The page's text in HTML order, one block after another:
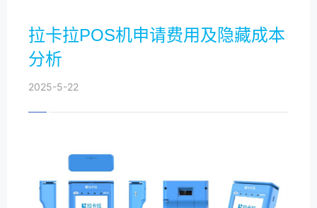
拉卡拉POS机申请费用及隐藏成本
分析
2025-5-22